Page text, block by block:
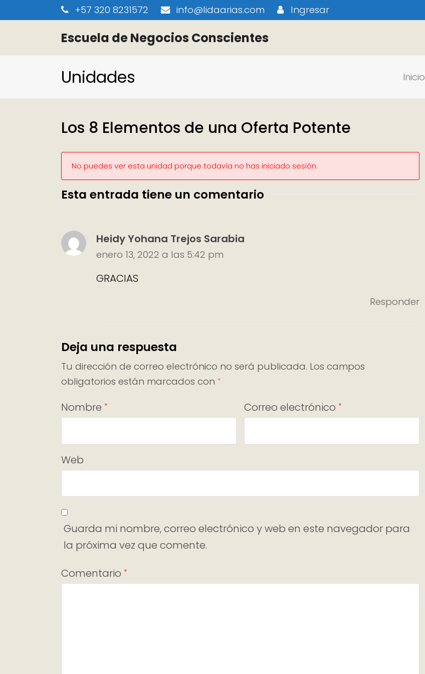
+57 320 8231572 info@lidaarias.com Ingresar
Escuela de Negocios Conscientes
Unidades Inicio
Los 8 Elementos de una Oferta Potente
No puedes ver esta unidad porque todavía no has iniciado sesión.
Esta entrada tiene un comentario
Heidy Yohana Trejos Sarabia
enero 13, 2022 a las 5:42 pm
GRACIAS
Responder
Deja una respuesta
Tu dirección de correo electrónico no será publicada. Los campos
obligatorios están marcados con *
Nombre * Correo electrónico *
Web
Guarda mi nombre, correo electrónico y web en este navegador para
la próxima vez que comente.
Comentario *